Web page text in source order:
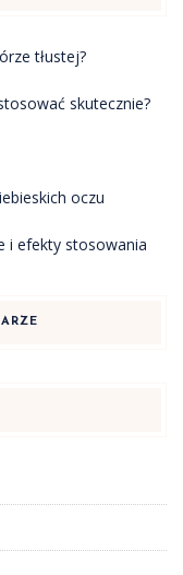
tłustej?
skutecznie?
oczu
i efekty stosowania